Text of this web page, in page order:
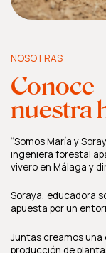
NOSOTRAS
Conoce
nuestra
“Somos María y
ingeniera forestal
vivero en Málaga y
Soraya, educadora
apuesta por un
Juntas creamos una
producción de